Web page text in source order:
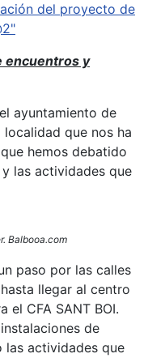
del proyecto de
encuentros y
ayuntamiento de
que nos ha
hemos debatido
las actividades que
Balbooa.com
paso por las calles
llegar al centro
el CFA SANT BOI.
de
las actividades que